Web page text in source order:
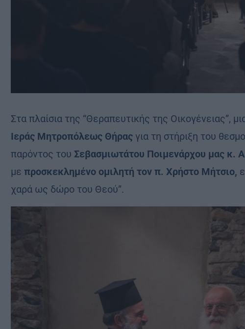
Στα πλαίσια της “Θεραπευτικής της Οικογένειας”,
Ιεράς Μητροπόλεως Θήρας για τη στήριξη του
παρόντος του Σεβασμιωτάτου Ποιμενάρχου μας κ.
με προσκεκλημένο ομιλητή τον π. Χρήστο Μήτσιο,
χαρά ως δώρο του Θεού”.